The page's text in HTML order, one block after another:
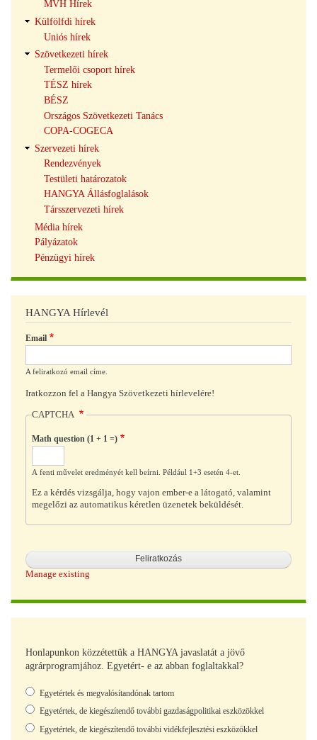
MVH Hírek
Külfölfdi hírek
Uniós hírek
Szövetkezeti hírek
Termelői csoport hírek
TÉSZ hírek
BÉSZ
Országos Szövetkezeti Tanács
COPA-COGECA
Szervezeti hírek
Rendezvények
Testületi határozatok
HANGYA Állásfoglalások
Társszervezeti hírek
Média hírek
Pályázatok
Pénzügyi hírek
HANGYA Hírlevél
Email
A feliratkozó email címe.
Iratkozzon fel a Hangya Szövetkezeti hírlevelére!
CAPTCHA
Math question (1 + 1 =)
A fenti művelet eredményét kell beírni. Például 1+3 esetén 4-et.
Ez a kérdés vizsgálja, hogy vajon ember-e a látogató, valamint
megelőzi az automatikus kéretlen üzenetek beküldését.
Manage existing
Honlapunkon közzétettük a HANGYA javaslatát a jövő
agrárprogramjához. Egyetért- e az abban foglaltakkal?
Választások
Egyetértek és megvalósítandónak tartom
Egyetértek, de kiegészítendő további gazdaságpolitikai eszközökkel
Egyetértek, de kiegészítendő további vidékfejlesztési eszközökkel